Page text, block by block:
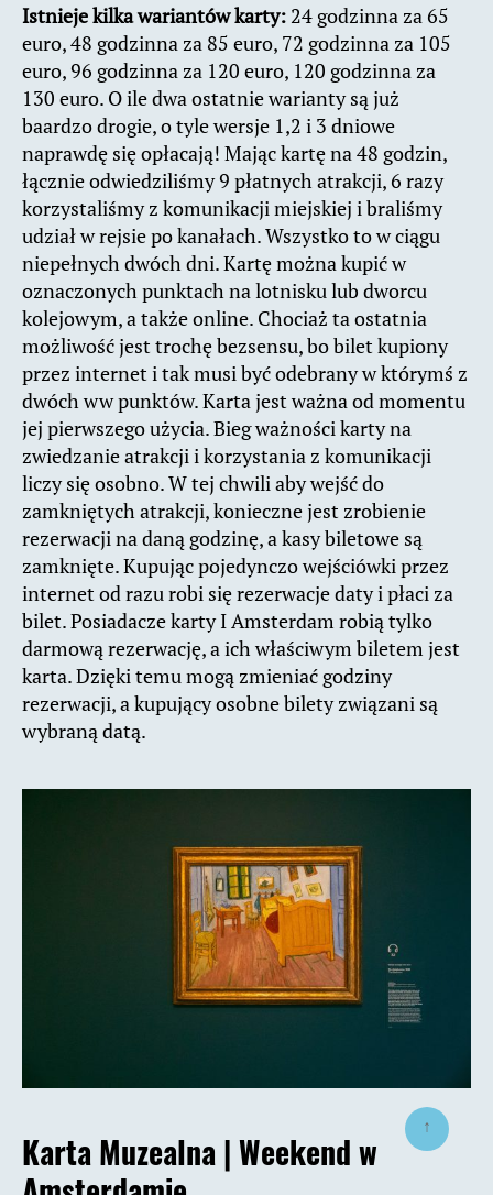
Istnieje kilka wariantów karty: 24 godzinna za 65
euro, 48 godzinna za 85 euro, 72 godzinna za 105
euro, 96 godzinna za 120 euro, 120 godzinna za
130 euro. O ile dwa ostatnie warianty są już
baardzo drogie, o tyle wersje 1,2 i 3 dniowe
naprawdę się opłacają! Mając kartę na 48 godzin,
łącznie odwiedziliśmy 9 płatnych atrakcji, 6 razy
korzystaliśmy z komunikacji miejskiej i braliśmy
udział w rejsie po kanałach. Wszystko to w ciągu
niepełnych dwóch dni. Kartę można kupić w
oznaczonych punktach na lotnisku lub dworcu
kolejowym, a także online. Chociaż ta ostatnia
możliwość jest trochę bezsensu, bo bilet kupiony
przez internet i tak musi być odebrany w którymś z
dwóch ww punktów. Karta jest ważna od momentu
jej pierwszego użycia. Bieg ważności karty na
zwiedzanie atrakcji i korzystania z komunikacji
liczy się osobno. W tej chwili aby wejść do
zamkniętych atrakcji, konieczne jest zrobienie
rezerwacji na daną godzinę, a kasy biletowe są
zamknięte. Kupując pojedynczo wejściówki przez
internet od razu robi się rezerwacje daty i płaci za
bilet. Posiadacze karty I Amsterdam robią tylko
darmową rezerwację, a ich właściwym biletem jest
karta. Dzięki temu mogą zmieniać godziny
rezerwacji, a kupujący osobne bilety związani są
wybraną datą.
Karta Muzealna |Weekend w
↑